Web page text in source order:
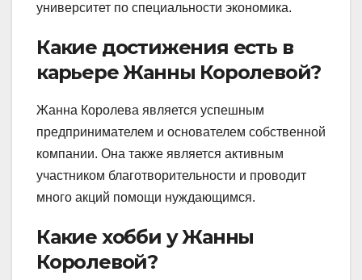
университет по специальности экономика.
Какие достижения есть в
карьере Жанны Королевой?
Жанна Королева является успешным
предпринимателем и основателем собственной
компании. Она также является активным
участником благотворительности и проводит
много акций помощи нуждающимся.
Какие хобби у Жанны
Королевой?